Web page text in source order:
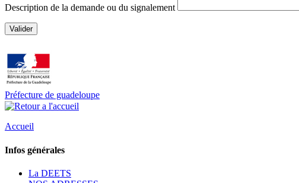
Description de la demande ou du signalement
Valider
Préfecture de guadeloupe
Accueil
Infos générales
La DEETS